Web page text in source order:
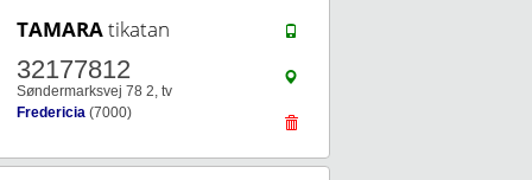
TAMARAtikatan
32177812
Søndermarksvej 78 2, tv
Fredericia (7000)